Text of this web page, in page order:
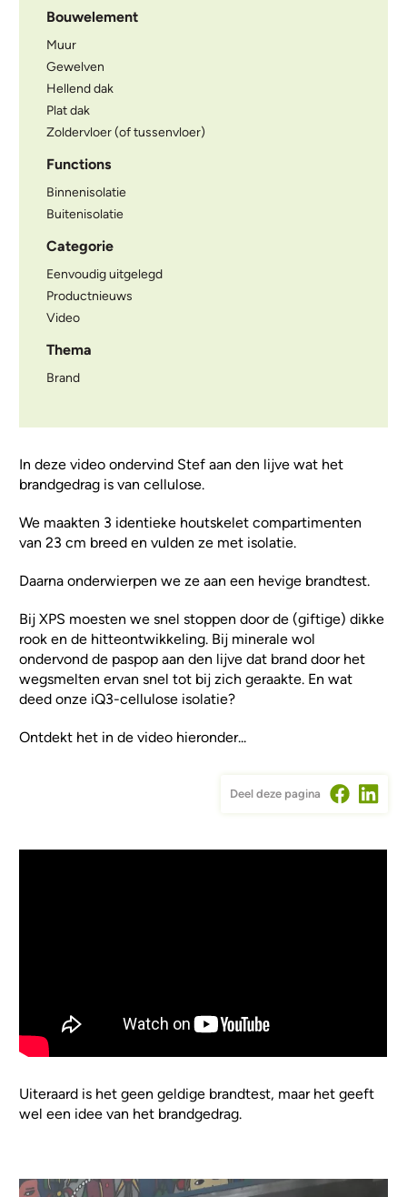
Bouwelement
Muur
Gewelven
Hellend dak
Plat dak
Zoldervloer (of tussenvloer)
Functions
Binnenisolatie
Buitenisolatie
Categorie
Eenvoudig uitgelegd
Productnieuws
Video
Thema
Brand
In deze video ondervind Stef aan den lijve wat het
brandgedrag is van cellulose.
We maakten 3 identieke houtskelet compartimenten
van 23 cm breed en vulden ze met isolatie.
Daarna onderwierpen we ze aan een hevige brandtest.
Bij XPS moesten we snel stoppen door de (giftige) dikke
rook en de hitteontwikkeling. Bij minerale wol
ondervond de paspop aan den lijve dat brand door het
wegsmelten ervan snel tot bij zich geraakte. En wat
deed onze iQ3-cellulose isolatie?
Ontdekt het in de video hieronder...
Deel deze pagina
Uiteraard is het geen geldige brandtest, maar het geeft
wel een idee van het brandgedrag.